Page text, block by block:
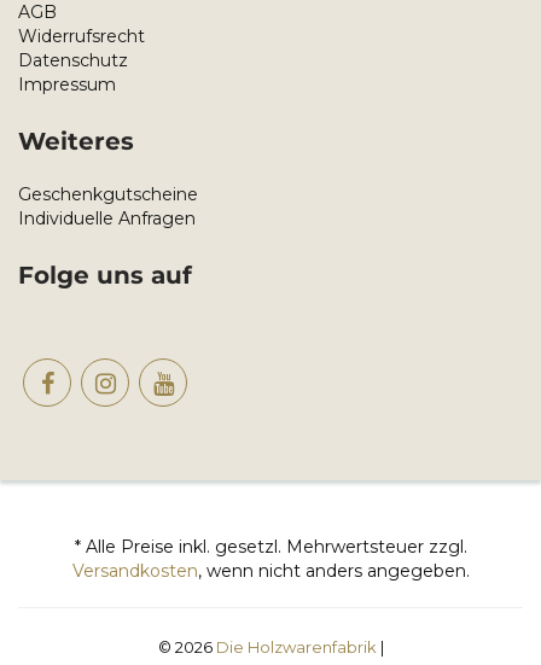
AGB
Widerrufsrecht
Datenschutz
Impressum
Weiteres
Geschenkgutscheine
Individuelle Anfragen
Folge uns auf
* Alle Preise inkl. gesetzl. Mehrwertsteuer zzgl.
Versandkosten, wenn nicht anders angegeben.
© 2026 Die Holzwarenfabrik |